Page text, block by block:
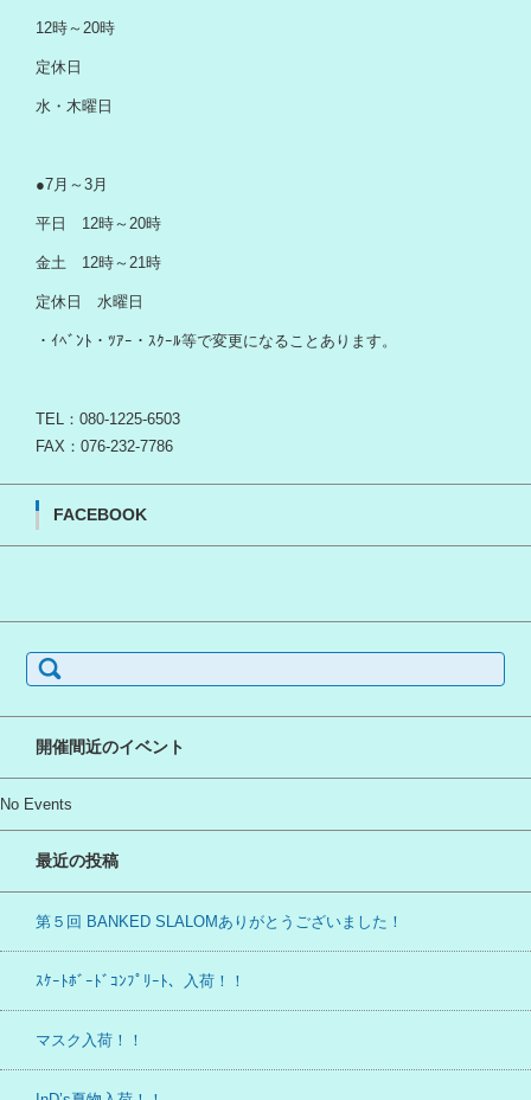
12時～20時
定休日
水・木曜日
●7月～3月
平日 12時～20時
金土 12時～21時
定休日 水曜日
・ｲﾍﾞﾝﾄ・ﾂｱｰ・ｽｸｰﾙ等で変更になることあります。
TEL：080-1225-6503
FAX：076-232-7786
FACEBOOK
索:
開催間近のイベント
No Events
最近の投稿
第５回 BANKED SLALOMありがとうございました！
ｽｹｰﾄﾎﾞｰﾄﾞｺﾝﾌﾟﾘｰﾄ、入荷！！
マスク入荷！！